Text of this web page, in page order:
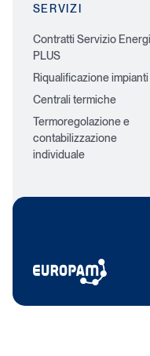
SERVIZI
Contratti Servizio
PLUS
Riqualificazione impianti
Centrali termiche
Termoregolazione e
contabilizzazione
individuale